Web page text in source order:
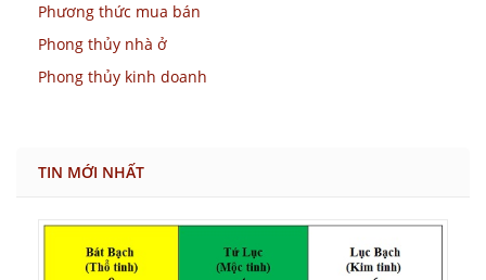
Phương thức mua bán
Phong thủy nhà ở
Phong thủy kinh doanh
TIN MỚI NHẤT